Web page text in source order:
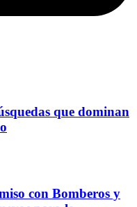
que dominan
con Bomberos y